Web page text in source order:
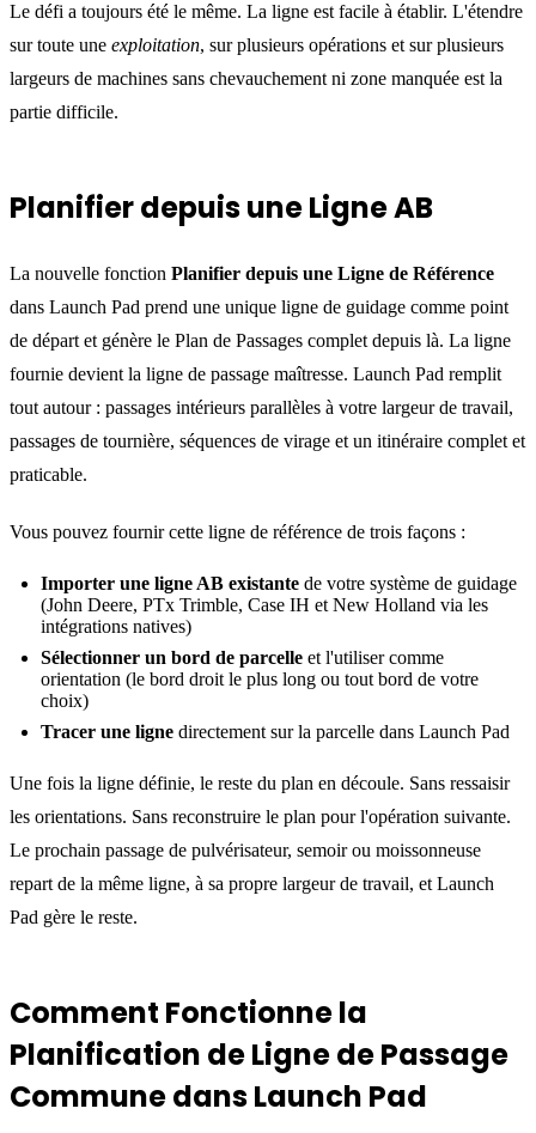
Le défi a toujours été le même. La ligne est facile à établir. L'étendre
sur toute une exploitation, sur plusieurs opérations et sur plusieurs
largeurs de machines sans chevauchement ni zone manquée est la
partie difficile.
Planifier depuis une Ligne AB
La nouvelle fonction Planifier depuis une Ligne de Référence
dans Launch Pad prend une unique ligne de guidage comme point
de départ et génère le Plan de Passages complet depuis là. La ligne
fournie devient la ligne de passage maîtresse. Launch Pad remplit
tout autour : passages intérieurs parallèles à votre largeur de travail,
passages de tournière, séquences de virage et un itinéraire complet et
praticable.
Vous pouvez fournir cette ligne de référence de trois façons :
Importer une ligne AB existante de votre système de guidage
(John Deere, PTx Trimble, Case IH et New Holland via les
intégrations natives)
Sélectionner un bord de parcelle et l'utiliser comme
orientation (le bord droit le plus long ou tout bord de votre
choix)
Tracer une ligne directement sur la parcelle dans Launch Pad
Une fois la ligne définie, le reste du plan en découle. Sans ressaisir
les orientations. Sans reconstruire le plan pour l'opération suivante.
Le prochain passage de pulvérisateur, semoir ou moissonneuse
repart de la même ligne, à sa propre largeur de travail, et Launch
Pad gère le reste.
Comment Fonctionne la
Planification de Ligne de Passage
Commune dans Launch Pad